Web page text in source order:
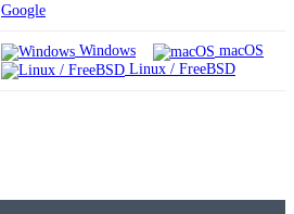
Google
Windows
macOS
Linux / FreeBSD